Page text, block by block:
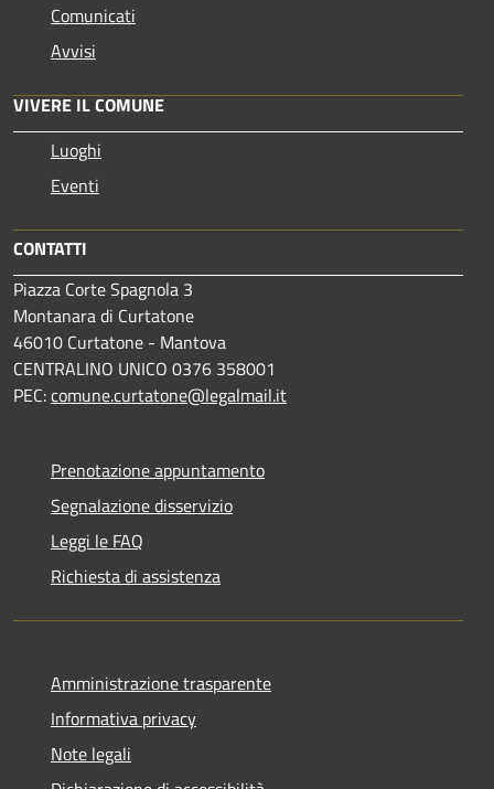
Comunicati
Avvisi
VIVERE IL COMUNE
Luoghi
Eventi
CONTATTI
Piazza Corte Spagnola 3
Montanara di Curtatone
46010 Curtatone - Mantova
CENTRALINO UNICO 0376 358001
PEC:comune.curtatone@legalmail.it
Prenotazione appuntamento
Segnalazione disservizio
Leggi le FAQ
Richiesta di assistenza
Amministrazione trasparente
Informativa privacy
Note legali